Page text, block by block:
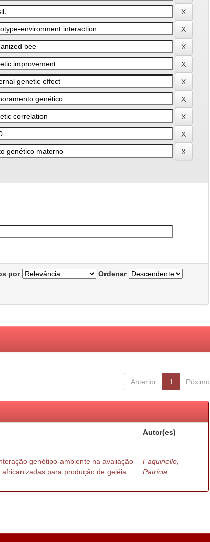
por
Ordenar
Anterior 1 Póximo
Autor(es)
genótipo-ambiente na avaliação
para produção de geléia
Faquinello,
Patrícia